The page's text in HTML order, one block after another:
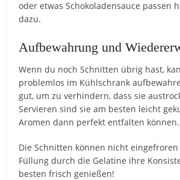
oder etwas Schokoladensauce passen
dazu.
Aufbewahrung und
Wenn du noch Schnitten übrig hast,
problemlos im Kühlschrank
gut, um zu verhindern, dass sie
Servieren sind sie am besten leicht
Aromen dann perfekt entfalten können.
Die Schnitten können nicht
Füllung durch die Gelatine ihre
besten frisch genießen!